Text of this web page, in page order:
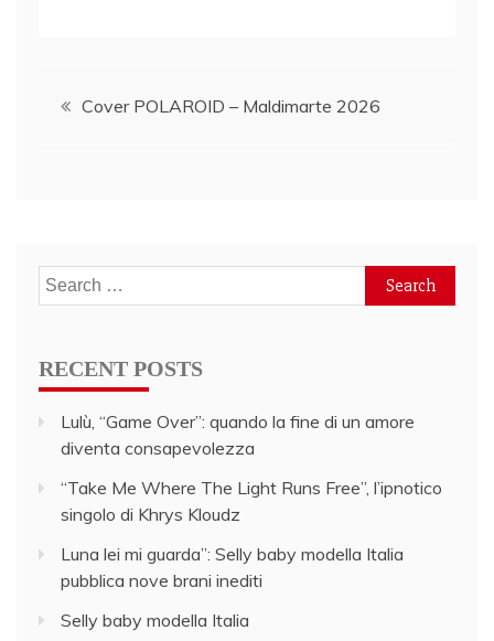
PostCover POLAROID – Maldimarte 2026
Search
for:
RECENT POSTS
Lulù, “Game Over”: quando la fine di un amore
diventa consapevolezza
“Take Me Where The Light Runs Free”, l’ipnotico
singolo di Khrys Kloudz
Luna lei mi guarda”: Selly baby modella Italia
pubblica nove brani inediti
Selly baby modella Italia